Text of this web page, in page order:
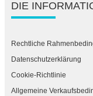
DIE
Rechtliche
Datenschutzerklärung
Cookie-Richtlinie
Allgemeine